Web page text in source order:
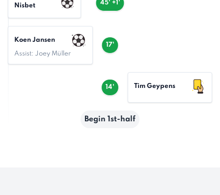
45' +1'
Nisbet
17'
Koen Jansen
Assist: Joey Müller
14' Tim Geypens
Begin 1st-half